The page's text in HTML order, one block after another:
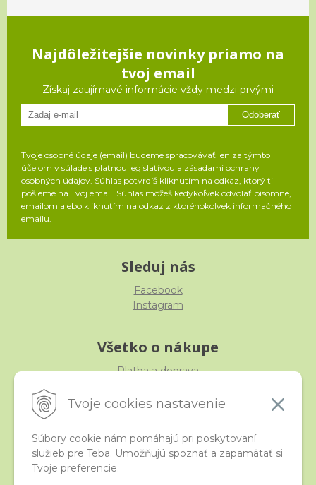
Tvoje cookies nastavenie
Súbory cookie nám pomáhajú pri poskytovaní
služieb pre Teba. Umožňujú spoznať a zapamätať si
Tvoje preferencie.
Najdôležitejšie novinky priamo na
tvoj email
Získaj zaujímavé informácie vždy medzi prvými
Odoberať
Tvoje osobné údaje (email) budeme spracovávať len za týmto
účelom v súlade s platnou legislatívou a zásadami ochrany
osobných údajov. Súhlas potvrdíš kliknutím na odkaz, ktorý ti
pošleme na Tvoj email. Súhlas môžeš kedykoľvek odvolať písomne,
emailom alebo kliknutím na odkaz z ktoréhokoľvek informačného
emailu.
Sleduj nás
Facebook
Instagram
Všetko o nákupe
Platba a doprava
Obchodné podmienky
iStraka